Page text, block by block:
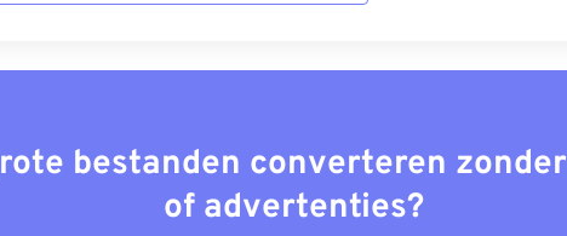
bestanden converteren
of advertenties?